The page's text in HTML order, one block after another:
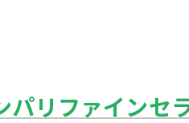
パリファインセ